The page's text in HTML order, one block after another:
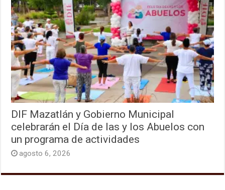
DIF Mazatlán y Gobierno Municipal
celebrarán el Día de las y los Abuelos con
un programa de actividades
agosto 6, 2026